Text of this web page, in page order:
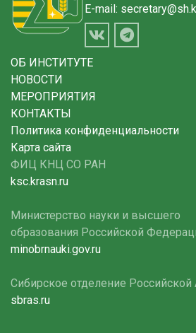
E-mail:
ОБ ИНСТИТУТЕ
НОВОСТИ
МЕРОПРИЯТИЯ
КОНТАКТЫ
Политика конфиденциальности
Карта сайта
ФИЦ КНЦ СО РАН
ksc.krasn.ru
Министерство науки и высшего
образования Российской
minobrnauki.gov.ru
Сибирское отделение
sbras.ru